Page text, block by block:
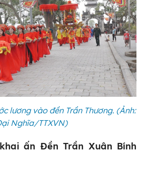
lương vào đền Trần Thương. (Ảnh:
Nghĩa/TTXVN)
ấn Đền Trần Xuân Bính